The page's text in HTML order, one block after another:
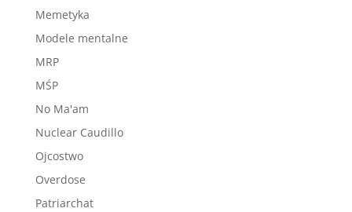
Memetyka
Modele mentalne
MRP
MŚP
No Ma'am
Nuclear Caudillo
Ojcostwo
Overdose
Patriarchat